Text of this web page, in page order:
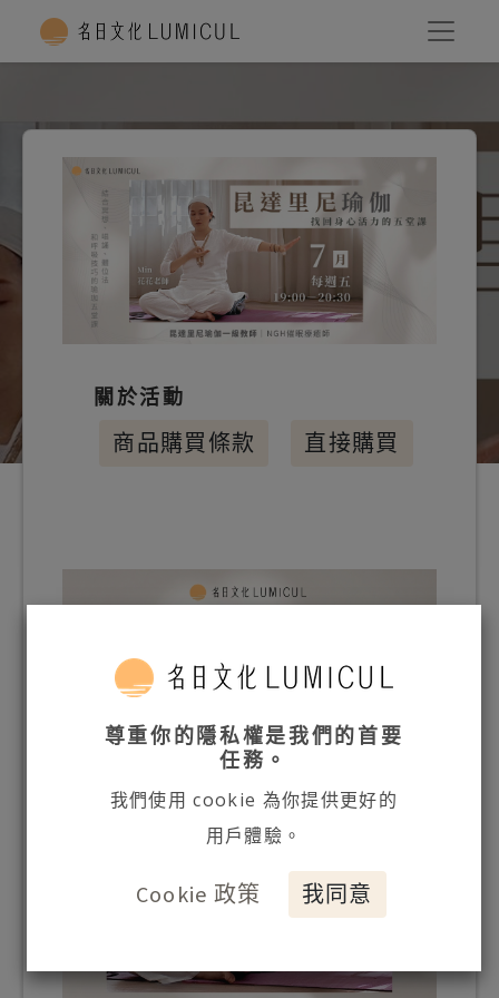
關於活動
商品購買條款 直接購買
尊重你的隱私權是我們的首要
任務。
我們使用 cookie 為你提供更好的
用戶體驗。
Cookie 政策 我同意